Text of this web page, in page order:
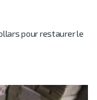
pour restaurer le